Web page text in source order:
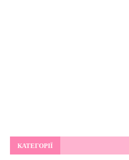
КАТЕГОРІЇ